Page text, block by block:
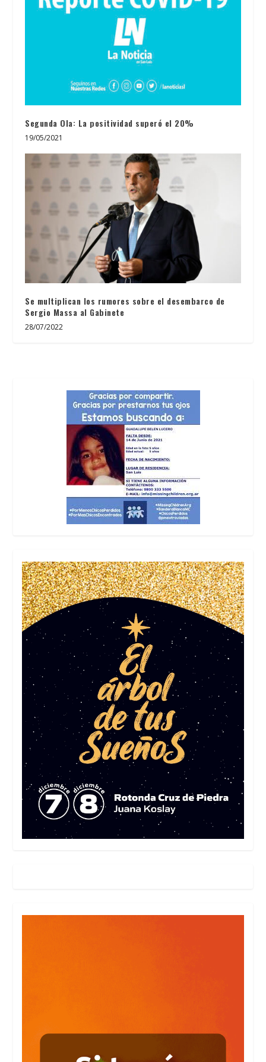
Segunda Ola: La positividad superó el 20%
19/05/2021
Se multiplican los rumores sobre el desembarco de
Sergio Massa al Gabinete
28/07/2022